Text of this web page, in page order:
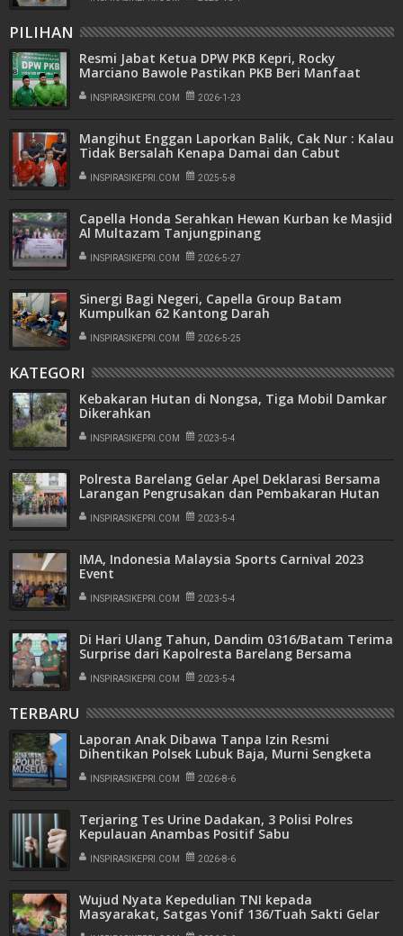
PILIHAN
Resmi Jabat Ketua DPW PKB Kepri, Rocky
Marciano Bawole Pastikan PKB Beri Manfaat
Nyata Bagi Masyarakat
INSPIRASIKEPRI.COM 2026-1-23
Mangihut Enggan Laporkan Balik, Cak Nur : Kalau
Tidak Bersalah Kenapa Damai dan Cabut
Laporan
INSPIRASIKEPRI.COM 2025-5-8
Capella Honda Serahkan Hewan Kurban ke Masjid
Al Multazam Tanjungpinang
INSPIRASIKEPRI.COM 2026-5-27
Sinergi Bagi Negeri, Capella Group Batam
Kumpulkan 62 Kantong Darah
INSPIRASIKEPRI.COM 2026-5-25
KATEGORI
Kebakaran Hutan di Nongsa, Tiga Mobil Damkar
Dikerahkan
INSPIRASIKEPRI.COM 2023-5-4
Polresta Barelang Gelar Apel Deklarasi Bersama
Larangan Pengrusakan dan Pembakaran Hutan
INSPIRASIKEPRI.COM 2023-5-4
IMA, Indonesia Malaysia Sports Carnival 2023
Event
INSPIRASIKEPRI.COM 2023-5-4
Di Hari Ulang Tahun, Dandim 0316/Batam Terima
Surprise dari Kapolresta Barelang Bersama
Forkompimda
INSPIRASIKEPRI.COM 2023-5-4
TERBARU
Laporan Anak Dibawa Tanpa Izin Resmi
Dihentikan Polsek Lubuk Baja, Murni Sengketa
Hak Asuh
INSPIRASIKEPRI.COM 2026-8-6
Terjaring Tes Urine Dadakan, 3 Polisi Polres
Kepulauan Anambas Positif Sabu
INSPIRASIKEPRI.COM 2026-8-6
Wujud Nyata Kepedulian TNI kepada
Masyarakat, Satgas Yonif 136/Tuah Sakti Gelar
Pengobatan Keliling di Kampung Kalome